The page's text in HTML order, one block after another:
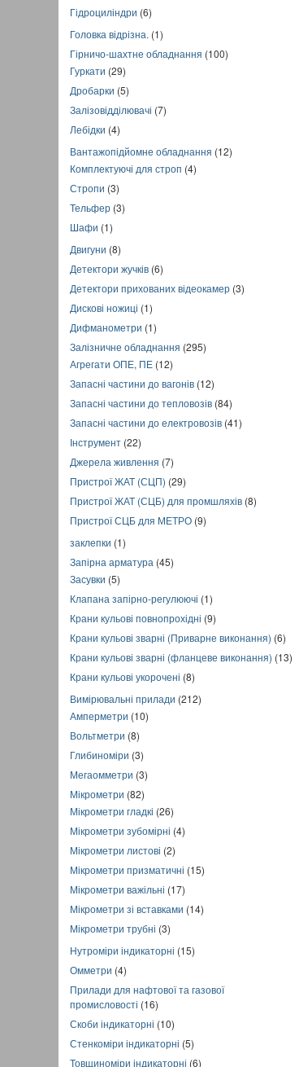
Гідроциліндри (6)
Головка відрізна. (1)
Гірничо-шахтне обладнання (100)
Гуркати (29)
Дробарки (5)
Залізовідділювачі (7)
Лебідки (4)
Вантажопідйомне обладнання (12)
Комплектуючі для строп (4)
Стропи (3)
Тельфер (3)
Шафи (1)
Двигуни (8)
Детектори жучків (6)
Детектори прихованих відеокамер (3)
Дискові ножиці (1)
Дифманометри (1)
Залізничне обладнання (295)
Агрегати ОПЕ, ПЕ (12)
Запасні частини до вагонів (12)
Запасні частини до тепловозів (84)
Запасні частини до електровозів (41)
Інструмент (22)
Джерела живлення (7)
Пристрої ЖАТ (СЦП) (29)
Пристрої ЖАТ (СЦБ) для промшляхів (8)
Пристрої СЦБ для МЕТРО (9)
заклепки (1)
Запірна арматура (45)
Засувки (5)
Клапана запірно-регулюючі (1)
Крани кульові повнопрохідні (9)
Крани кульові зварні (Приварне виконання) (6)
Крани кульові зварні (фланцеве виконання) (13)
Крани кульові укорочені (8)
Вимірювальні прилади (212)
Амперметри (10)
Вольтметри (8)
Глибиноміри (3)
Мегаомметри (3)
Мікрометри (82)
Мікрометри гладкі (26)
Мікрометри зубомірні (4)
Мікрометри листові (2)
Мікрометри призматичні (15)
Мікрометри важільні (17)
Мікрометри зі вставками (14)
Мікрометри трубні (3)
Нутроміри індикаторні (15)
Омметри (4)
Прилади для нафтової та газової
промисловості (16)
Скоби індикаторні (10)
Стенкоміри індикаторні (5)
Товщиноміри індикаторні (6)